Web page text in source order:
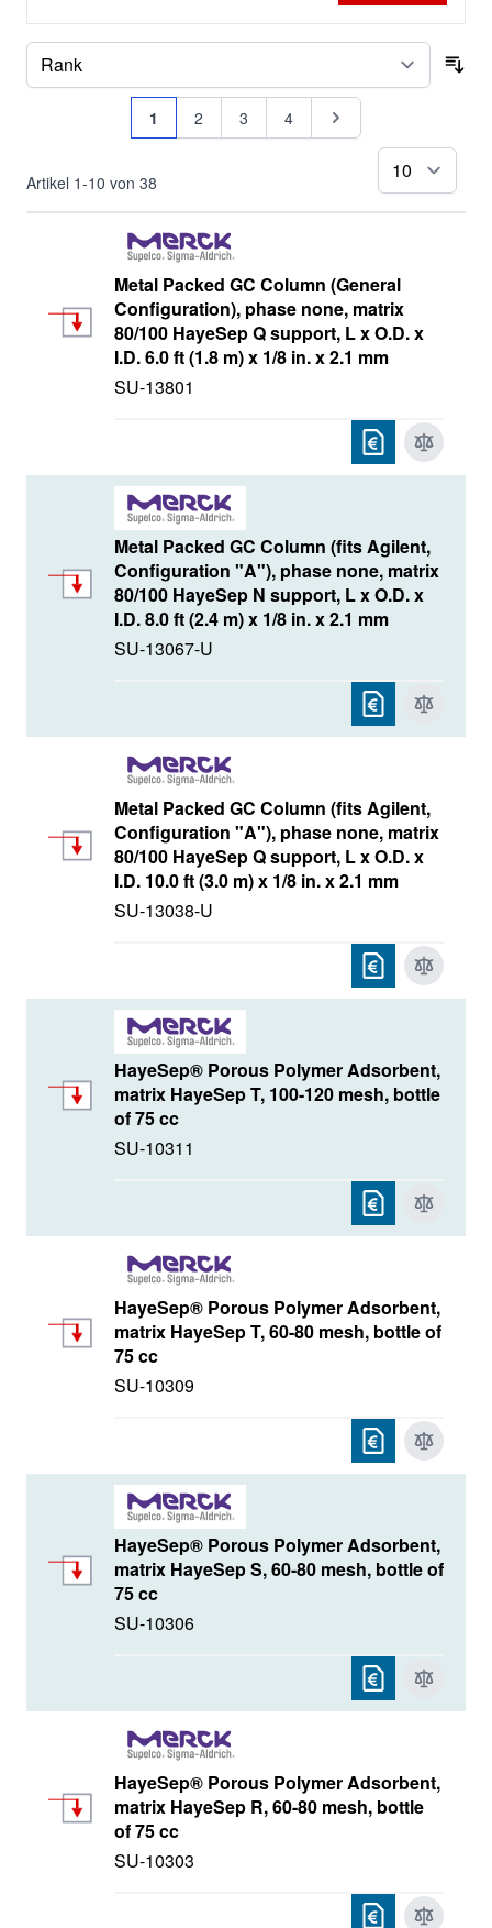
Supelco-Carbowax
Supelco-DEX
Supelco-HayeSep
Supelco-Molsieve
Supelco-Porapak
SupelcoWax
Artikel 1-10 von 38
Seite
Sie lesen gerade Seite
1 Seite
2 Seite
3 Seite
4 Seite
Metal Packed GC Column (General
Configuration), phase none, matrix
80/100 HayeSep Q support, L x O.D. x
I.D. 6.0 ft (1.8 m) x 1/8 in. x 2.1 mm
SU-13801
Metal Packed GC Column (fits Agilent,
Configuration "A"), phase none, matrix
80/100 HayeSep N support, L x O.D. x
I.D. 8.0 ft (2.4 m) x 1/8 in. x 2.1 mm
SU-13067-U
Metal Packed GC Column (fits Agilent,
Configuration "A"), phase none, matrix
80/100 HayeSep Q support, L x O.D. x
I.D. 10.0 ft (3.0 m) x 1/8 in. x 2.1 mm
SU-13038-U
HayeSep® Porous Polymer Adsorbent,
matrix HayeSep T, 100-120 mesh, bottle
of 75 cc
SU-10311
HayeSep® Porous Polymer Adsorbent,
matrix HayeSep T, 60-80 mesh, bottle of
75 cc
SU-10309
HayeSep® Porous Polymer Adsorbent,
matrix HayeSep S, 60-80 mesh, bottle of
75 cc
SU-10306
HayeSep® Porous Polymer Adsorbent,
matrix HayeSep R, 60-80 mesh, bottle
of 75 cc
SU-10303